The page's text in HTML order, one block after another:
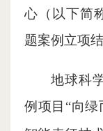
心（以下简
题案例立项
地球科
例项目“向绿